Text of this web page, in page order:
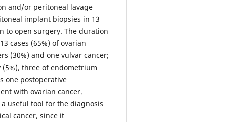
and/or peritoneal lavage
implant biopsies in 13
to open surgery. The duration
cases (65%) of ovarian
(30%) and one vulvar cancer;
three of endometrium
one postoperative
with ovarian cancer.
useful tool for the diagnosis
cancer, since it